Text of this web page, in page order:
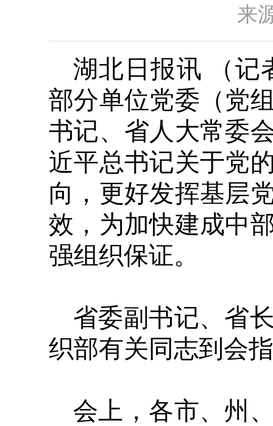
来
湖北日报讯 （记
部分单位党委（党
书记、省人大常委
近平总书记关于党
向，更好发挥基层
效，为加快建成中
强组织保证。
省委副书记、省
织部有关同志到会
会上，各市、州